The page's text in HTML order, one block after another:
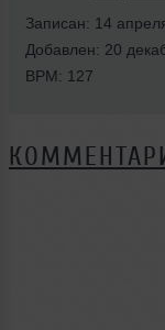
Записан: 14
Добавлен: 20
BPM: 127